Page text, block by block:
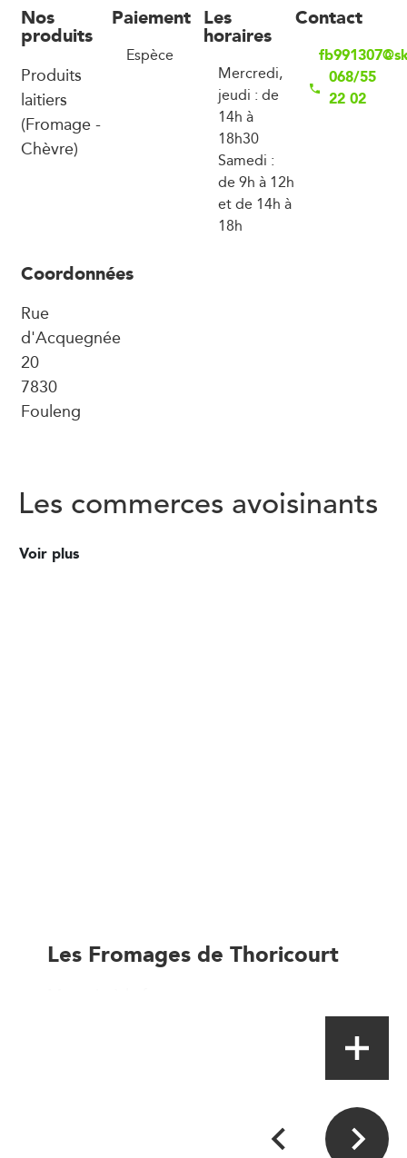
Nos
produits
Produits
laitiers
(Fromage -
Chèvre)
Paiement
Espèce
Les
horaires
Mercredi,
jeudi : de
14h à
18h30
Samedi :
de 9h à 12h
et de 14h à
18h
Contact
068/55
22 02
Coordonnées
Rue
d'Acquegnée
20
7830
Fouleng
Les commerces avoisinants
Voir plus
Les Fromages de Thoricourt